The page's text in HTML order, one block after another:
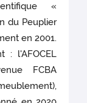
«
du Peuplier
en 2001.
: l'AFOCEL
FCBA